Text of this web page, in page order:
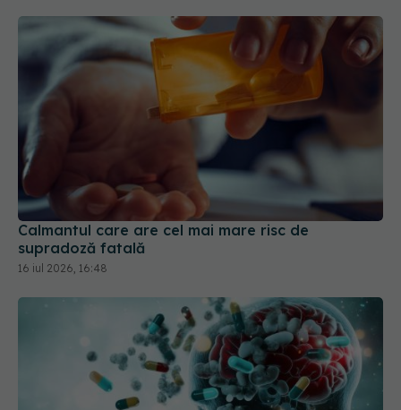
Calmantul care are cel mai mare risc de
supradoză fatală
16 iul 2026, 16:48